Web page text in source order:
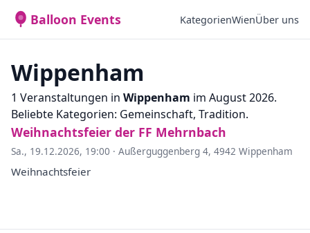
Balloon Events KategorienWienÜber uns
Wippenham
1 Veranstaltungen in Wippenham im August 2026.
Beliebte Kategorien: Gemeinschaft, Tradition.
Weihnachtsfeier der FF Mehrnbach
Sa., 19.12.2026, 19:00 · Außerguggenberg 4, 4942 Wippenham
Weihnachtsfeier